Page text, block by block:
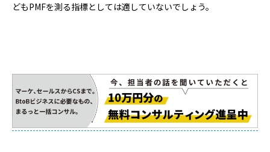
どもPMFを測る指標としては適していないでしょう。